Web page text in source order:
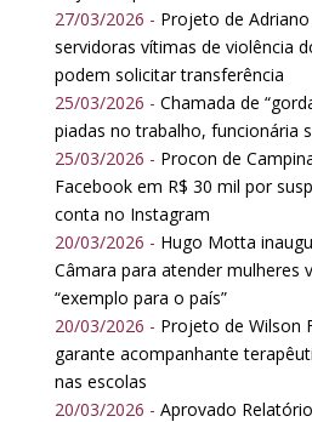
27/03/2026 - Projeto de
servidoras vítimas de violência
podem solicitar transferência
25/03/2026 - Chamada de
piadas no trabalho, funcionária
25/03/2026 - Procon de
Facebook em R$ 30 mil por
conta no Instagram
20/03/2026 - Hugo Motta
Câmara para atender mulheres
“exemplo para o país”
20/03/2026 - Projeto de Wilson
garante acompanhante
nas escolas
20/03/2026 - Aprovado